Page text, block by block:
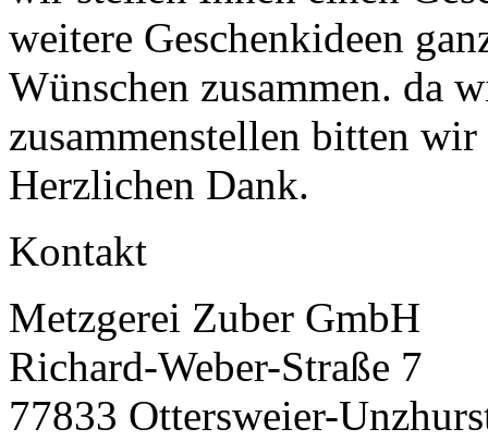
weitere Geschenkideen
Wünschen zusammen. da
zusammenstellen bitten
Herzlichen Dank.
Kontakt
Metzgerei Zuber GmbH
Richard-Weber-Straße 7
77833 Ottersweier-